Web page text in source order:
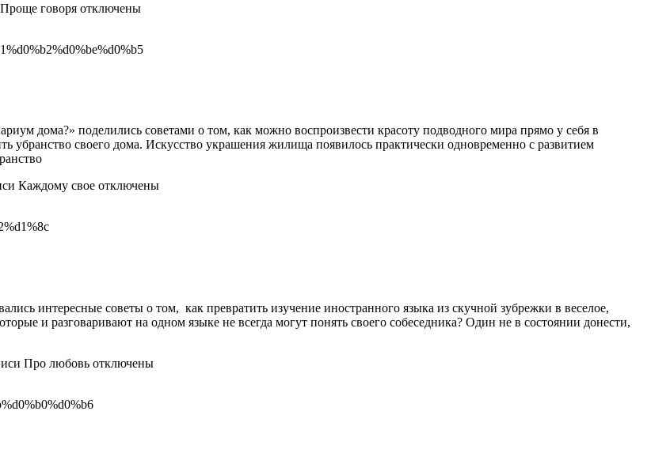
говоря отключены
дома?» поделились советами о том, как можно воспроизвести красоту подводного мира прямо у себя в
убранство своего дома. Искусство украшения жилища появилось практически одновременно с развитием
Каждому свое отключены
интересные советы о том, как превратить изучение иностранного языка из скучной зубрежки в веселое,
и разговаривают на одном языке не всегда могут понять своего собеседника? Один не в состоянии донести,
Про любовь отключены